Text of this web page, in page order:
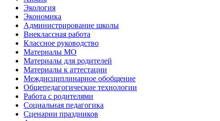
Экология
Экономика
Администрирование школы
Внеклассная работа
Классное руководство
Материалы МО
Материалы для родителей
Материалы к аттестации
Междисциплинарное обобщение
Общепедагогические технологии
Работа с родителями
Социальная педагогика
Сценарии праздников